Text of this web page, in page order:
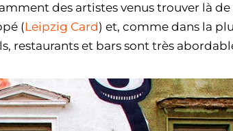
des artistes venus trouver là
(Leipzig Card) et, comme dans la
restaurants et bars sont très